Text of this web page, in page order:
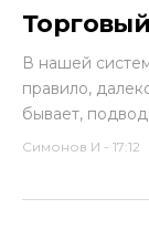
Торговый
В нашей
правило,
бывает,
Симонов И - 17:12